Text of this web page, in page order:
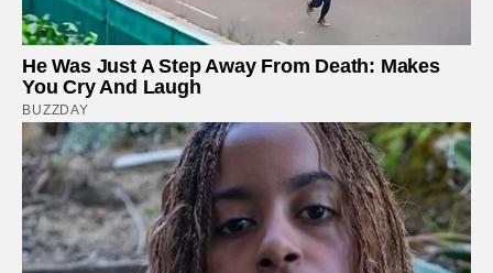
He Was Just A Step Away From Death: Makes
You Cry And Laugh
BUZZDAY